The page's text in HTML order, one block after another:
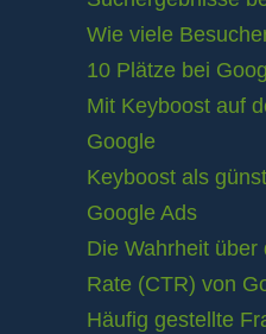
Wie viele
10 Plätze bei
Mit Keyboost auf
Google
Keyboost als
Google Ads
Die Wahrheit
Rate (CTR) von
Häufig gestellte